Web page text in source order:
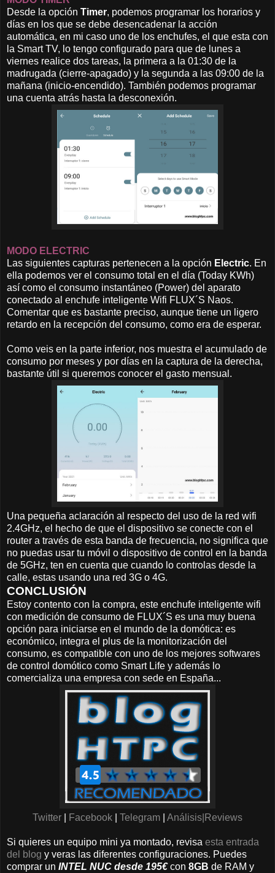
Desde la opción Timer, podemos programar los horarios y
días en los que se debe desencadenar la acción
automática, en mi caso uno de los enchufes, el que esta con
la Smart TV, lo tengo configurado para que de lunes a
viernes realice dos tareas, la primera a la 01:30 de la
madrugada (cierre-apagado) y la segunda a las 09:00 de la
mañana (inicio-encendido). También podemos programar
una cuenta atrás hasta la desconexión.
MODO ELECTRIC
Las siguientes capturas pertenecen a la opción Electric. En
ella podemos ver el consumo total en el día (Today KWh)
así como el consumo instantáneo (Power) del aparato
conectado al enchufe inteligente Wifi FLUX´S Naos.
Comentar que es bastante preciso, aunque tiene un ligero
retardo en la recepción del consumo, como era de esperar.
Como veis en la parte inferior, nos muestra el acumulado de
consumo por meses y por días en la captura de la derecha,
bastante útil si queremos conocer el gasto mensual.
Una pequeña aclaración al respecto del uso de la red wifi
2.4GHz, el hecho de que el dispositivo se conecte con el
router a través de esta banda de frecuencia, no significa que
no puedas usar tu móvil o dispositivo de control en la banda
de 5GHz, ten en cuenta que cuando lo controlas desde la
calle, estas usando una red 3G o 4G.
CONCLUSIÓN
Estoy contento con la compra, este enchufe inteligente wifi
con medición de consumo de FLUX´S es una muy buena
opción para iniciarse en el mundo de la domótica: es
económico, integra el plus de la monitorización del
consumo, es compatible con uno de los mejores softwares
de control domótico como Smart Life y además lo
comercializa una empresa con sede en España...
Twitter Facebook Telegram Análisis|Reviews
Si quieres un equipo mini ya montado, revisa esta entrada
del blog y veras las diferentes configuraciones. Puedes
comprar un INTEL NUC desde 195€con 8GB de RAM y